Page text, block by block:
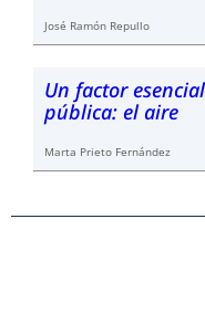
José Ramón Repullo
Un factor
pública: el aire
Marta Prieto Fernández